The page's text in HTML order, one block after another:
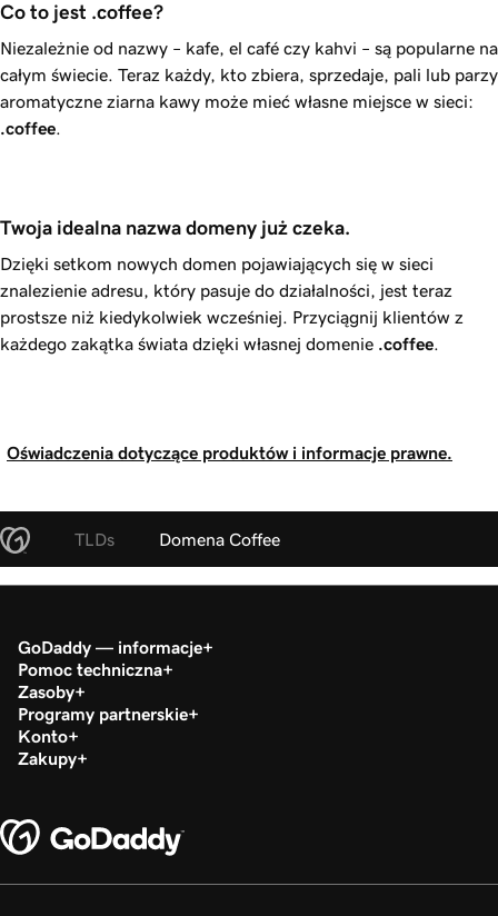
Co to jest .coffee?
Niezależnie od nazwy – kafe, el café czy kahvi – są popularne na
całym świecie. Teraz każdy, kto zbiera, sprzedaje, pali lub parzy
aromatyczne ziarna kawy może mieć własne miejsce w sieci:
.coffee
Twoja idealna nazwa domeny już czeka.
Dzięki setkom nowych domen pojawiających się w sieci
znalezienie adresu, który pasuje do działalności, jest teraz
prostsze niż kiedykolwiek wcześniej. Przyciągnij klientów z
każdego zakątka świata dzięki własnej domenie .coffee
Oświadczenia dotyczące produktów i informacje prawne.
TLDs Domena Coffee
GoDaddy — informacje
Pomoc techniczna
Zasoby
Programy partnerskie
Konto
Zakupy